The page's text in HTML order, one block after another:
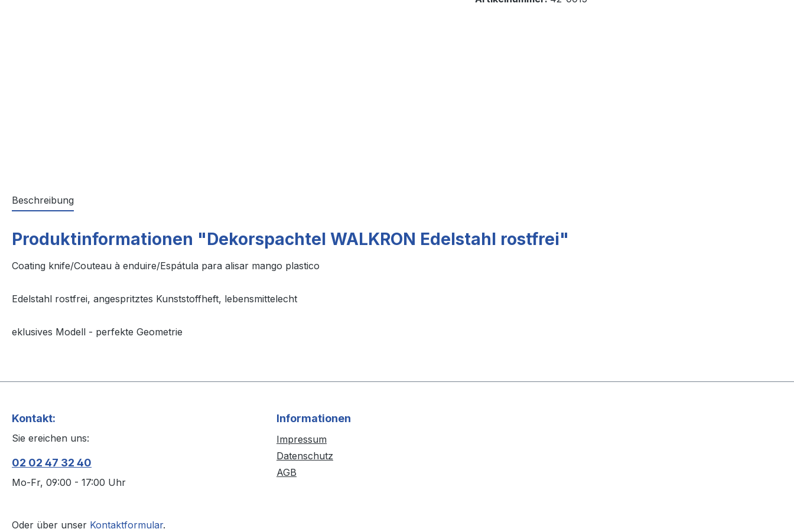
Beschreibung
Produktinformationen "Dekorspachtel WALKRON Edelstahl rostfrei"
Coating knife/Couteau à enduire/Espátula para alisar mango plastico
Edelstahl rostfrei, angespritztes Kunststoffheft, lebensmittelecht
eklusives Modell - perfekte Geometrie
Kontakt:
Sie ereichen uns:
02 02 47 32 40
Mo-Fr, 09:00 - 17:00 Uhr
Oder über unser Kontaktformular.
Informationen
Impressum
Datenschutz
AGB